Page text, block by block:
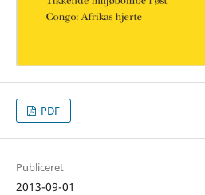
PDF
Publiceret
2013-09-01